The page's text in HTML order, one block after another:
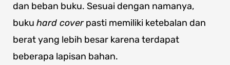
dan beban buku. Sesuai dengan namanya,
buku hard coverpasti memiliki ketebalan dan
berat yang lebih besar karena terdapat
beberapa lapisan bahan.